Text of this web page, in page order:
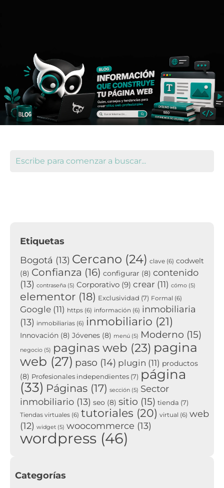
Etiquetas
Bogotá (13) Cercano (24) clave (6) codwelt
(8) Confianza (16) configurar (8) contenido
(13) contraseña (5) Corporativo (9) crear (11) cómo (5)
elementor (18) Exclusividad (7) Formal (6)
Google (11) https (6) información (6) inmobiliaria
(13) inmobiliarias (6) inmobiliario (21)
Innovación (8) Jóvenes (8) menú (5) Moderno (15)
negocio (5) paginas web (23) pagina
web (27) paso (14) plugin (11) productos
(8) Profesionales independientes (7) página
(33) Páginas (17) sección (5) Sector
inmobiliario (13) seo (8) sitio (15) tienda (7)
Tiendas virtuales (6) tutoriales (20) virtual (6) web
(12) widget (5) woocommerce (13)
wordpress (46)
Categorías